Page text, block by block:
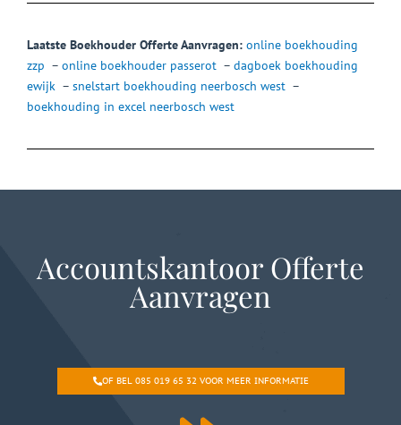
Laatste Boekhouder Offerte Aanvragen: online boekhouding
zzp – online boekhouder passerot – dagboek boekhouding
ewijk – snelstart boekhouding neerbosch west –
boekhouding in excel neerbosch west
Accountskantoor Offerte
Aanvragen
OF BEL 085 019 65 32 VOOR MEER INFORMATIE